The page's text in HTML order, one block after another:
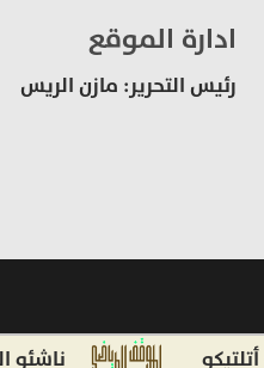
ادارة الموقع
رئيس التحرير: مازن الريس
ناشئو اليد